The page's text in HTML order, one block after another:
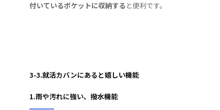
付いているポケットに収納する と便利です。
3-3.就活カバンにあると嬉しい機能
1.雨や汚れに強い、撥水機能